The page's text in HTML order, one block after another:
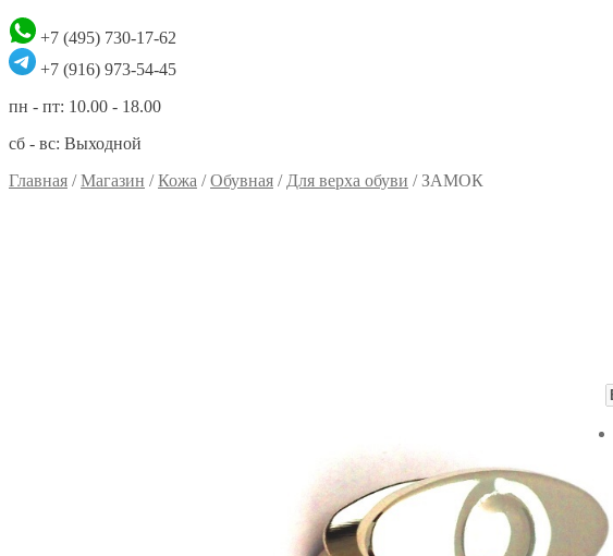
+7 (495) 730-17-62
+7 (916) 973-54-45
пн - пт: 10.00 - 18.00
сб - вс: Выходной
Главная /Магазин /Кожа /Обувная / Для верха обуви /ЗАМОК